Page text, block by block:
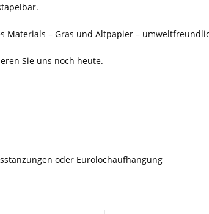
Materials – Gras und Altpapier –
Sie uns noch heute.
oder Eurolochaufhängung